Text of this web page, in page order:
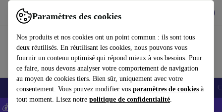
Paramètres des cookies
Nos produits et nos cookies ont un point commun : ils sont tous
deux réutilisés. En réutilisant les cookies, nous pouvons vous
fournir un contenu optimisé qui répond mieux à vos besoins. Pour
ce faire, nous devons analyser votre comportement de navigation
au moyen de cookies tiers. Bien sûr, uniquement avec votre
consentement. Vous pouvez modifier vos paramètres de cookies à
tout moment. Lisez notre politique de confidentialité.
Utilisez refurbed rapidement et facilement
Smartphones Laptops Tablettes Montres connectées Accessoires
💰-5% EXTRA sur les iPhones – Code: IPHONEDEAL -